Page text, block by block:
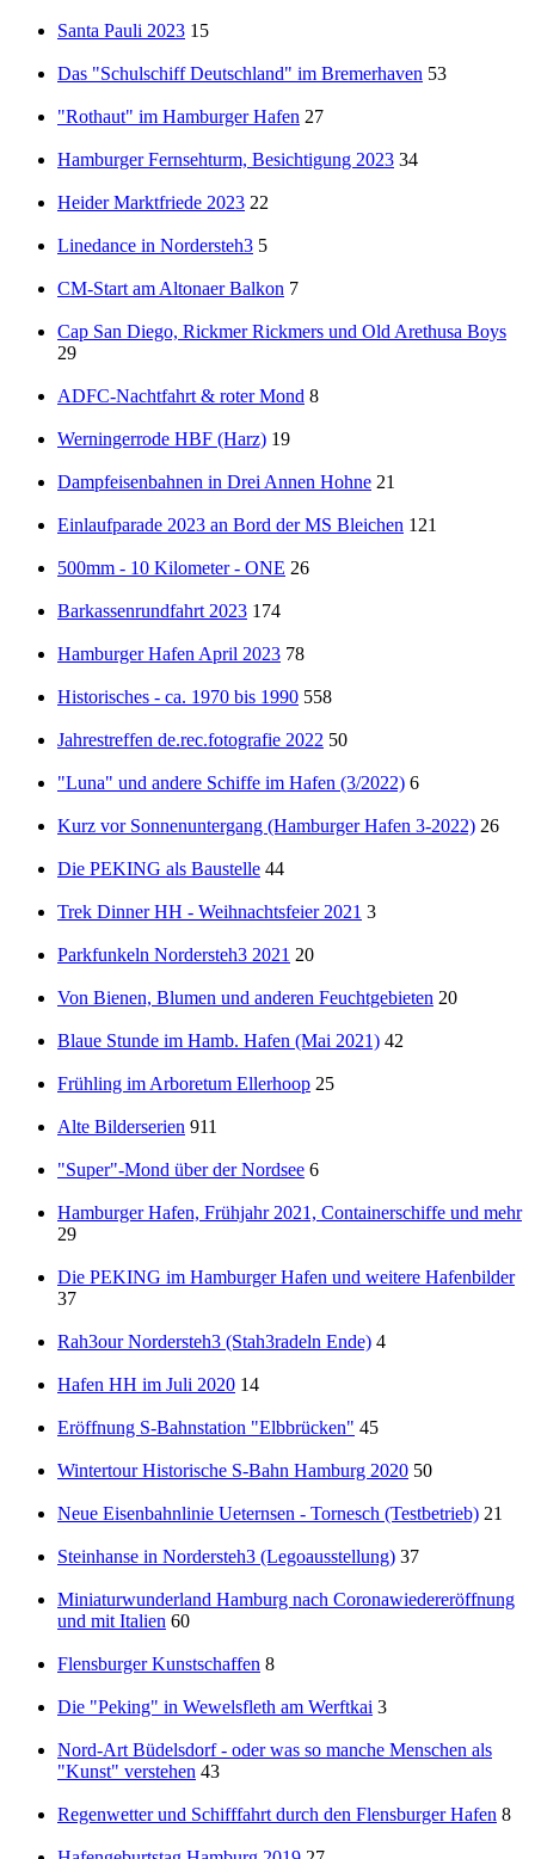
Santa Pauli 2023 15
Das "Schulschiff Deutschland" im Bremerhaven 53
"Rothaut" im Hamburger Hafen 27
Hamburger Fernsehturm, Besichtigung 2023 34
Heider Marktfriede 2023 22
Linedance in Nordersteh3 5
CM-Start am Altonaer Balkon 7
Cap San Diego, Rickmer Rickmers und Old Arethusa Boys
29
ADFC-Nachtfahrt & roter Mond 8
Werningerrode HBF (Harz) 19
Dampfeisenbahnen in Drei Annen Hohne 21
Einlaufparade 2023 an Bord der MS Bleichen 121
500mm - 10 Kilometer - ONE 26
Barkassenrundfahrt 2023 174
Hamburger Hafen April 2023 78
Historisches - ca. 1970 bis 1990 558
Jahrestreffen de.rec.fotografie 2022 50
"Luna" und andere Schiffe im Hafen (3/2022) 6
Kurz vor Sonnenuntergang (Hamburger Hafen 3-2022) 26
Die PEKING als Baustelle 44
Trek Dinner HH - Weihnachtsfeier 2021 3
Parkfunkeln Nordersteh3 2021 20
Von Bienen, Blumen und anderen Feuchtgebieten 20
Blaue Stunde im Hamb. Hafen (Mai 2021) 42
Frühling im Arboretum Ellerhoop 25
Alte Bilderserien 911
"Super"-Mond über der Nordsee 6
Hamburger Hafen, Frühjahr 2021, Containerschiffe und mehr
29
Die PEKING im Hamburger Hafen und weitere Hafenbilder
37
Rah3our Nordersteh3 (Stah3radeln Ende) 4
Hafen HH im Juli 2020 14
Eröffnung S-Bahnstation "Elbbrücken" 45
Wintertour Historische S-Bahn Hamburg 2020 50
Neue Eisenbahnlinie Ueternsen - Tornesch (Testbetrieb) 21
Steinhanse in Nordersteh3 (Legoausstellung) 37
Miniaturwunderland Hamburg nach Coronawiedereröffnung
und mit Italien 60
Flensburger Kunstschaffen 8
Die "Peking" in Wewelsfleth am Werftkai 3
Nord-Art Büdelsdorf - oder was so manche Menschen als
"Kunst" verstehen 43
Regenwetter und Schifffahrt durch den Flensburger Hafen 8